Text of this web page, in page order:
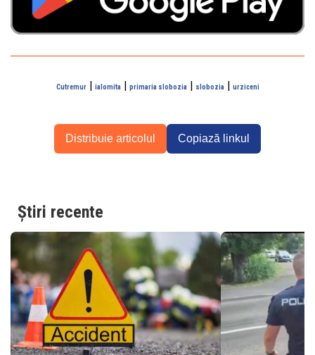
Cutremur| ialomita| primaria slobozia| slobozia| urziceni
Distribuie articolul Copiază linkul
Știri recente